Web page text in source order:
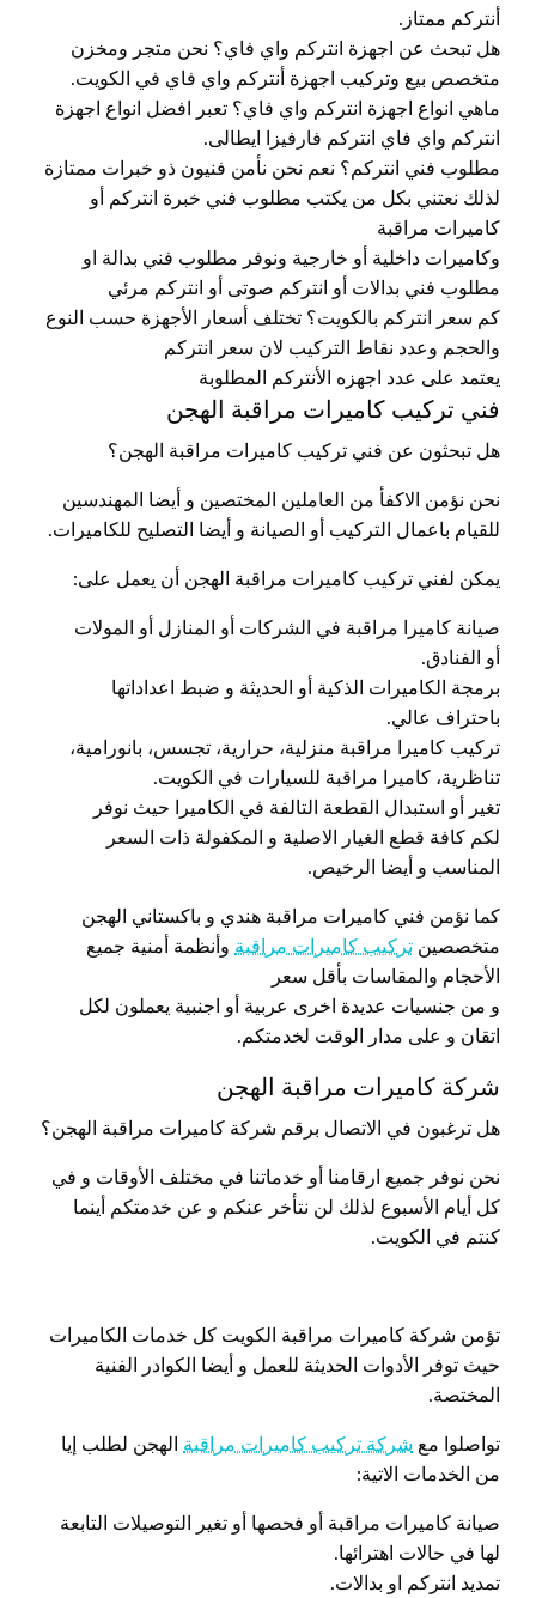
أنتركم ممتاز.
هل تبحث عن اجهزة انتركم واي فاي؟ نحن متجر ومخزن
متخصص بيع وتركيب اجهزة أنتركم واي فاي في الكويت.
ماهي انواع اجهزة انتركم واي فاي؟ تعبر افضل انواع اجهزة
انتركم واي فاي انتركم فارفيزا ايطالى.
مطلوب فني انتركم؟ نعم نحن نأمن فنيون ذو خبرات ممتازة
لذلك نعتني بكل من يكتب مطلوب فني خبرة انتركم أو
كاميرات مراقبة
وكاميرات داخلية أو خارجية ونوفر مطلوب فني بدالة او
مطلوب فني بدالات أو انتركم صوتى أو انتركم مرئي
كم سعر انتركم بالكويت؟ تختلف أسعار الأجهزة حسب النوع
والحجم وعدد نقاط التركيب لان سعر انتركم
يعتمد على عدد اجهزه الأنتركم المطلوبة
فني تركيب كاميرات مراقبة الهجن
هل تبحثون عن فني تركيب كاميرات مراقبة الهجن؟
نحن نؤمن الاكفأ من العاملين المختصين و أيضا المهندسين
للقيام باعمال التركيب أو الصيانة و أيضا التصليح للكاميرات.
يمكن لفني تركيب كاميرات مراقبة الهجن أن يعمل على:
صيانة كاميرا مراقبة في الشركات أو المنازل أو المولات
أو الفنادق.
برمجة الكاميرات الذكية أو الحديثة و ضبط اعداداتها
باحتراف عالي.
تركيب كاميرا مراقبة منزلية، حرارية، تجسس، بانورامية،
تناظرية، كاميرا مراقبة للسيارات في الكويت.
تغير أو استبدال القطعة التالفة في الكاميرا حيث نوفر
لكم كافة قطع الغيار الاصلية و المكفولة ذات السعر
المناسب و أيضا الرخيص.
كما نؤمن فني كاميرات مراقبة هندي و باكستاني الهجن
متخصصين تركيب كاميرات مراقبة وأنظمة أمنية جميع
الأحجام والمقاسات بأقل سعر
و من جنسيات عديدة اخرى عربية أو اجنبية يعملون لكل
اتقان و على مدار الوقت لخدمتكم.
شركة كاميرات مراقبة الهجن
هل ترغبون في الاتصال برقم شركة كاميرات مراقبة الهجن؟
نحن نوفر جميع ارقامنا أو خدماتنا في مختلف الأوقات و في
كل أيام الأسبوع لذلك لن نتأخر عنكم و عن خدمتكم أينما
كنتم في الكويت.
تؤمن شركة كاميرات مراقبة الكويت كل خدمات الكاميرات
حيث توفر الأدوات الحديثة للعمل و أيضا الكوادر الفنية
المختصة.
تواصلوا مع شركة تركيب كاميرات مراقبة الهجن لطلب إيا
من الخدمات الاتية:
صيانة كاميرات مراقبة أو فحصها أو تغير التوصيلات التابعة
لها في حالات اهترائها.
تمديد انتركم او بدالات.